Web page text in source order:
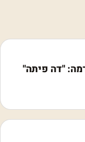
"דה פיתה"